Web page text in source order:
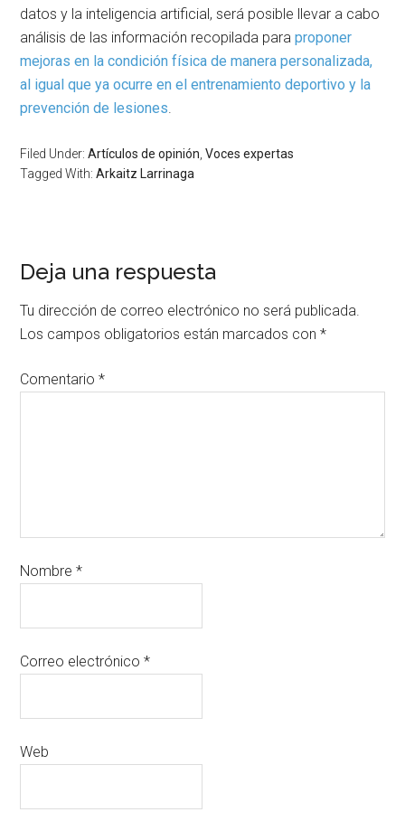
datos y la inteligencia artificial, será posible llevar a cabo
análisis de las información recopilada paraproponer
mejoras en la condición física de manera personalizada,
al igual que ya ocurre en el entrenamiento deportivo y la
prevención de lesiones
Filed Under:Artículos de opinión ,Voces expertas
Tagged With:Arkaitz Larrinaga
Deja una respuesta
Tu dirección de correo electrónico no será publicada.
Los campos obligatorios están marcados con*
Comentario*
Nombre*
Correo electrónico*
Web